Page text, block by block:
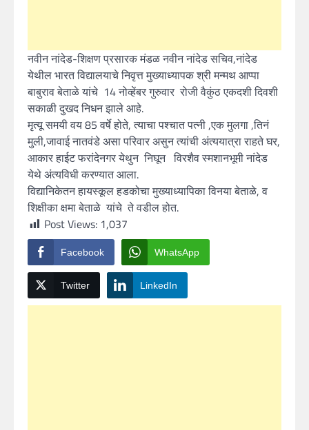
नवीन नांदेड-शिक्षण प्रसारक मंडळ नवीन नांदेड सचिव,नांदेड
येथील भारत विद्यालयाचे निवृत्त मुख्याध्यापक श्री मन्मथ आप्पा
बाबुराव बेताळे यांचे 14 नोव्हेंबर गुरुवार रोजी वैकुंठ एकदशी‌ दिवशी
सकाळी दुखद निधन‌ झाले आहे.
मृत्यू समयी वय 85 वर्षे होते, त्याचा पश्चात पत्नी ,एक मुलगा ,तिनं
मुली,जावाई नातवंडे असा परिवार असुन त्यांची अंत्ययात्रा राहते घर,
आकार हाईट फरांदेनगर येथुन निघून विरशैव स्मशानभूमी नांदेड
येथे अंत्यविधी करण्यात आला.
विद्यानिकेतन हायस्कूल हडकोचा मुख्याध्यापिका विनया बेताळे, व
शिक्षीका क्षमा बेताळे यांचे ते वडील होत.
Post Views: 1,037
Facebook WhatsApp
Twitter LinkedIn